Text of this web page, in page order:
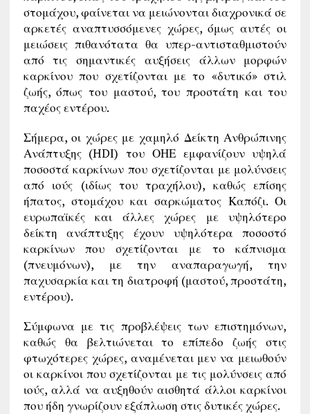
στομάχου, φαίνεται να μειώνονται διαχρονικά σε
αρκετές αναπτυσσόμενες χώρες, όμως αυτές οι
μειώσεις πιθανότατα θα υπερ-αντισταθμιστούν
από τις σημαντικές αυξήσεις άλλων μορφών
καρκίνου που σχετίζονται με το «δυτικό» στιλ
ζωής, όπως του μαστού, του προστάτη και του
παχέος εντέρου.
Σήμερα, οι χώρες με χαμηλό Δείκτη Ανθρώπινης
Ανάπτυξης (HDΙ) του ΟΗΕ εμφανίζουν υψηλά
ποσοστά καρκίνων που σχετίζονται με μολύνσεις
από ιούς (ιδίως του τραχήλου), καθώς επίσης
ήπατος, στομάχου και σαρκώματος Καπόζι. Οι
ευρωπαϊκές και άλλες χώρες με υψηλότερο
δείκτη ανάπτυξης έχουν υψηλότερα ποσοστό
καρκίνων που σχετίζονται με το κάπνισμα
(πνευμόνων), με την αναπαραγωγή, την
παχυσαρκία και τη διατροφή (μαστού, προστάτη,
εντέρου).
Σύμφωνα με τις προβλέψεις των επιστημόνων,
καθώς θα βελτιώνεται το επίπεδο ζωής στις
φτωχότερες χώρες, αναμένεται μεν να μειωθούν
οι καρκίνοι που σχετίζονται με τις μολύνσεις από
ιούς, αλλά να αυξηθούν αισθητά άλλοι καρκίνοι
που ήδη γνωρίζουν εξάπλωση στις δυτικές χώρες.